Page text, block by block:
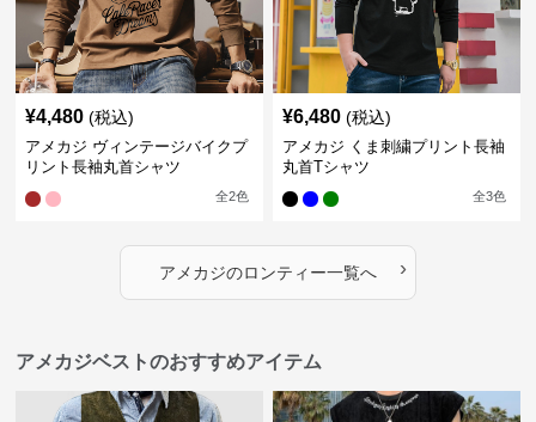
¥4,480 (税込)
アメカジ ヴィンテージバイクプ
リント長袖丸首シャツ
全2色
¥6,480 (税込)
アメカジ くま刺繍プリント長袖
丸首Tシャツ
全3色
アメカジのロンティー一覧へ ›
アメカジベストのおすすめアイテム